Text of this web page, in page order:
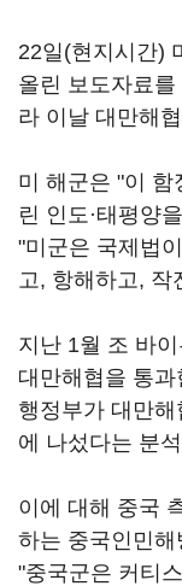
22일(현지시간)
올린 보도자료
라 이날 대만해
미 해군은 "이 함
린 인도·태평양
"미군은 국제법
고, 항해하고, 작
지난 1월 조 바
대만해협을 통
행정부가 대만해
에 나섰다는 분
이에 대해 중국
하는 중국인민해
"중국군은 커티